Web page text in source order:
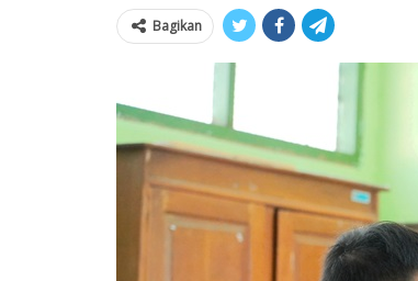
Bagikan